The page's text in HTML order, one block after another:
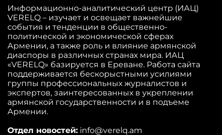
Информационно-аналитический центр (ИАЦ)
VERELQ – изучает и освещает важнейшие
события и тенденции в общественно-
политической и экономической сферах
Армении, а также роль и влияние армянской
диаспоры в различных странах мира. ИАЦ
«VERELQ» базируется в Ереване. Работа сайта
поддерживается бескорыстными усилиями
группы профессиональных журналистов и
экспертов, заинтересованных в укреплении
армянской государственности и в подъеме
Армении.
Отдел новостей: info@verelq.am